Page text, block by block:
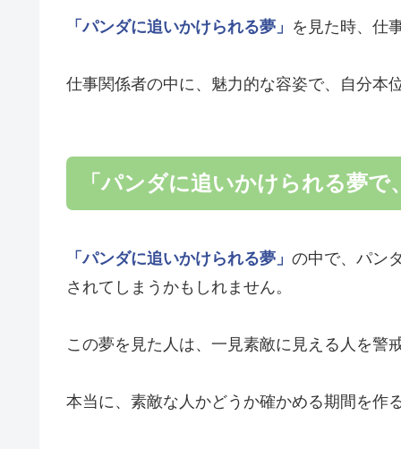
「パンダに追いかけられる夢」 を見た時、仕
仕事関係者の中に、魅力的な容姿で、自分本
「パンダに追いかけられる夢
「パンダに追いかけられる夢」 の中で、パン
されてしまうかもしれません。
この夢を見た人は、一見素敵に見える人を警
本当に、素敵な人かどうか確かめる期間を作